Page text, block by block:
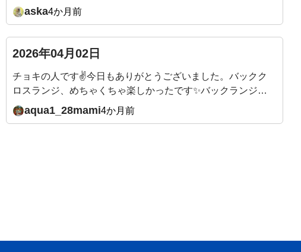
クササイズは、ほぼ毎日やっていたので！付け根から土踏
まずまで、かなり曲線描けるようになったなぁーと感動し
の手を入れてくれるので🤣楽しみながらできていて、本当
にありがたいです！先生の穏やかだけどパワフルなエネル
ギーが大好きです✨
aska4か月前
2026年04月02日
チョキの人です✌今日もありがとうございました。バックク
ロスランジ、めちゃくちゃ楽しかったです✨バックランジよ
りやりやすい、バランスが取りやすい気がします。足裏か
ら体幹、しっかりやらないとです。目を閉じて足を一直線
aqua1_28mami4か月前